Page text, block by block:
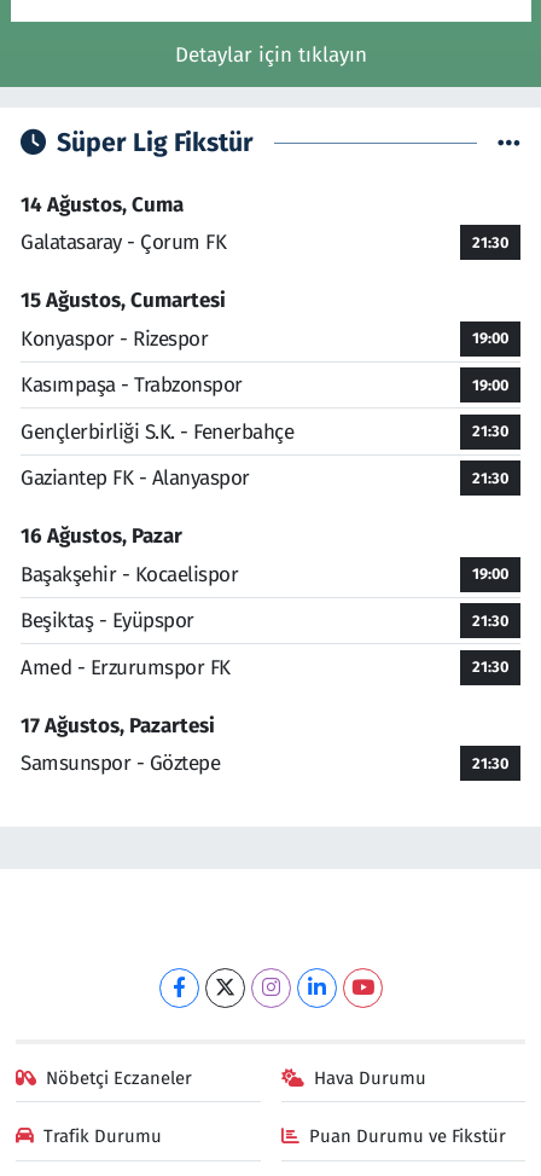
Detaylar için tıklayın
Süper Lig Fikstür
14 Ağustos, Cuma
Galatasaray - Çorum FK
21:30
15 Ağustos, Cumartesi
Konyaspor - Rizespor
19:00
Kasımpaşa - Trabzonspor 19:00
Gençlerbirliği S.K. - Fenerbahçe 21:30
Gaziantep FK - Alanyaspor 21:30
16 Ağustos, Pazar
Başakşehir - Kocaelispor
19:00
Beşiktaş - Eyüpspor 21:30
Amed - Erzurumspor FK 21:30
17 Ağustos, Pazartesi
Samsunspor - Göztepe
21:30
Nöbetçi Eczaneler Hava Durumu
Trafik Durumu Puan Durumu ve Fikstür